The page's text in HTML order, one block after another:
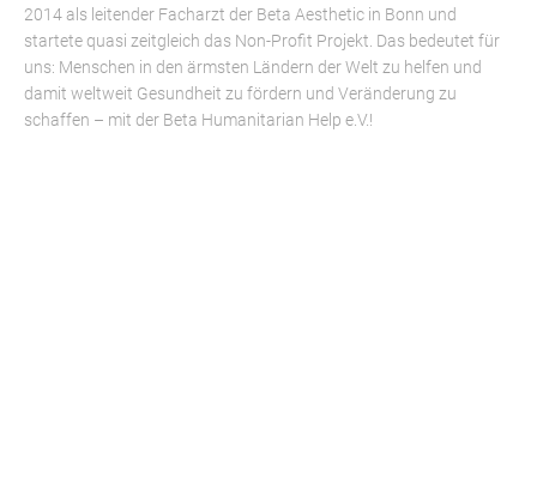
2014 als leitender Facharzt der Beta Aesthetic in Bonn und
startete quasi zeitgleich das Non-Profit Projekt. Das bedeutet für
uns: Menschen in den ärmsten Ländern der Welt zu helfen und
damit weltweit Gesundheit zu fördern und Veränderung zu
schaffen – mit der Beta Humanitarian Help e.V.!